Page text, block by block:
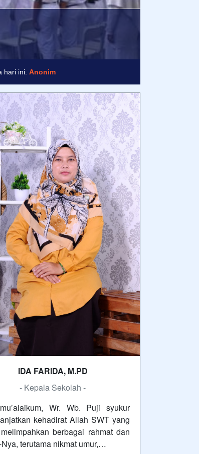
Mathla'ul Anwar Pusat Menes
hari ini.Anonim
IDA FARIDA, M.PD
- Kepala Sekolah -
Wr. Wb. Puji syukur
kehadirat Allah SWT yang
berbagai rahmat dan
terutama nikmat umur,…